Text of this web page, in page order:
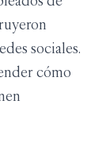
sociales.
cómo